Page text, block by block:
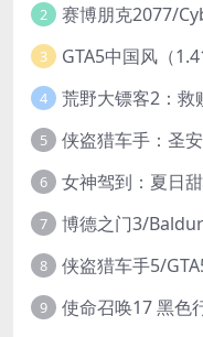
2
3
4
5
6
7
8
9